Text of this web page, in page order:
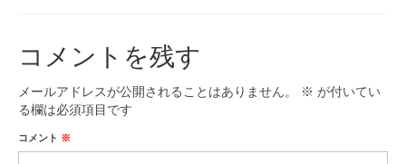
コメントを残す
メールアドレスが公開されることはありません。 ※ が付いてい
る欄は必須項目です
コメント ※